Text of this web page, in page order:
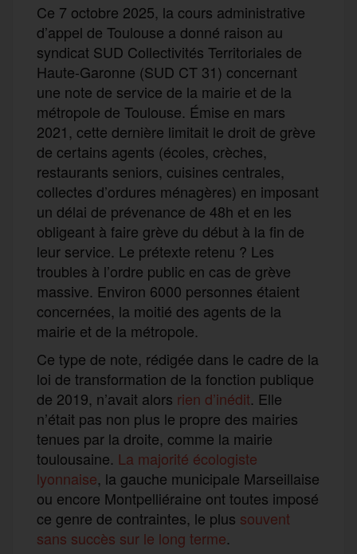
Ce 7 octobre 2025, la cours administrative
d’appel de Toulouse a donné raison au
syndicat SUD Collectivités Territoriales de
Haute-Garonne (SUD CT 31) concernant
une note de service de la mairie et de la
métropole de Toulouse. Émise en mars
2021, cette dernière limitait le droit de grève
de certains agents (écoles, crèches,
restaurants seniors, cuisines centrales,
collectes d’ordures ménagères) en imposant
un délai de prévenance de 48h et en les
obligeant à faire grève du début à la fin de
leur service. Le prétexte retenu ? Les
troubles à l’ordre public en cas de grève
massive. Environ 6000 personnes étaient
concernées, la moitié des agents de la
mairie et de la métropole.
Ce type de note, rédigée dans le cadre de la
loi de transformation de la fonction publique
de 2019, n’avait alors rien d’inédit. Elle
n’était pas non plus le propre des mairies
tenues par la droite, comme la mairie
toulousaine. La majorité écologiste
lyonnaise, la gauche municipale Marseillaise
ou encore Montpelliéraine ont toutes imposé
ce genre de contraintes, le plus souvent
sans succès sur le long terme.